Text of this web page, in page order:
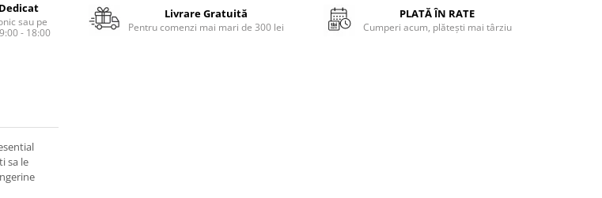
sau pe
- 18:00
Livrare Gratuită
Pentru comenzi mai mari de 300 lei
PLATĂ ÎN RATE
Cumperi acum, plătești mai târziu
sa le